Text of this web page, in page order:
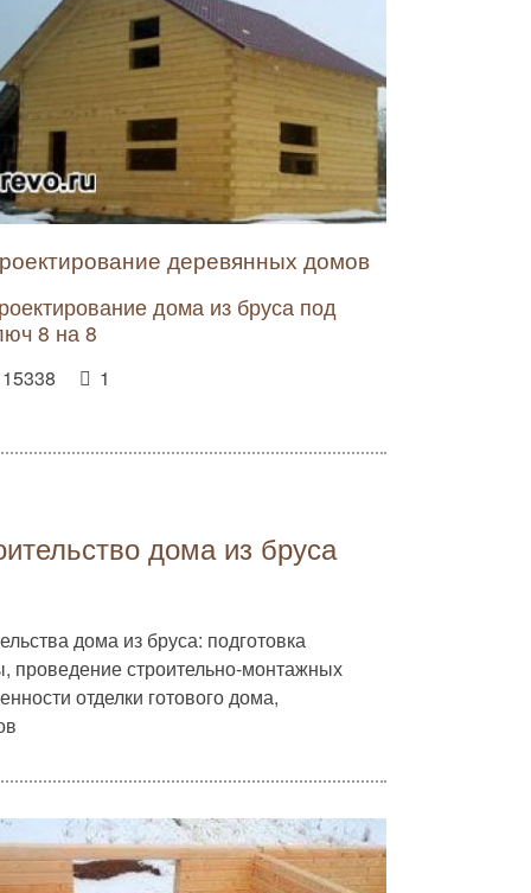
деревянных домов
дома из бруса под
8 на 8
15338 1
дома из бруса
дома из бруса: подготовка
проведение строительно-монтажных
отделки готового дома,